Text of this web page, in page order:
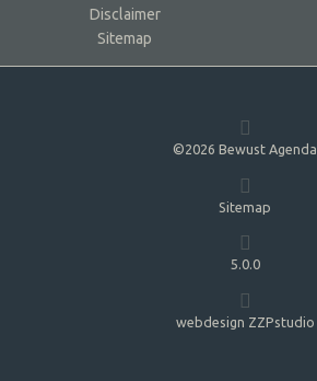
Disclaimer
Sitemap
©2026 Bewust Agenda
Sitemap
5.0.0
webdesign ZZPstudio